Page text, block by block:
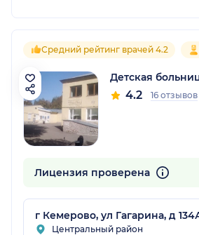
Средний рейтинг врачей 4.2
Детская
4.2 16 отзывов
Лицензия проверена
г Кемерово, ул Гагарина, д
Центральный район